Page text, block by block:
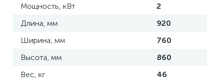
Мощность, кВт
2
Длина, мм
920
Ширина, мм
760
Высота, мм
860
Вес, кг
46